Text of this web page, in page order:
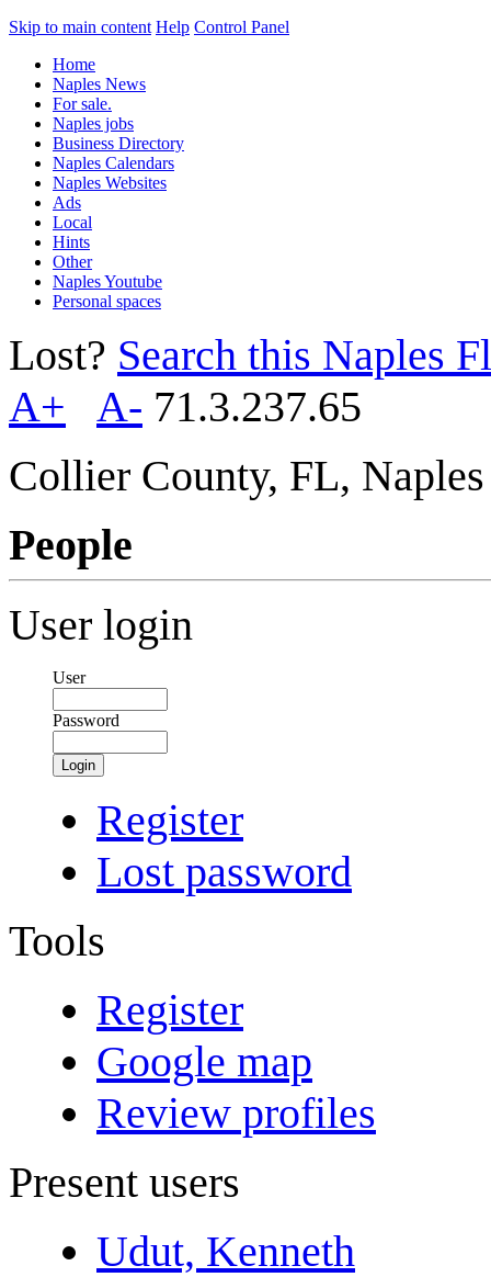
Skip to main content Help Control Panel
Home
Naples News
For sale.
Naples jobs
Business Directory
Naples Calendars
Naples Websites
Ads
Local
Hints
Other
Naples Youtube
Personal spaces
Lost? Search this Naples
A+
A- 71.3.237.65
Collier County, FL,
People
User login
User
Password
Login
Register
Lost password
Tools
Register
Google map
Review profiles
Present users
Udut, Kenneth